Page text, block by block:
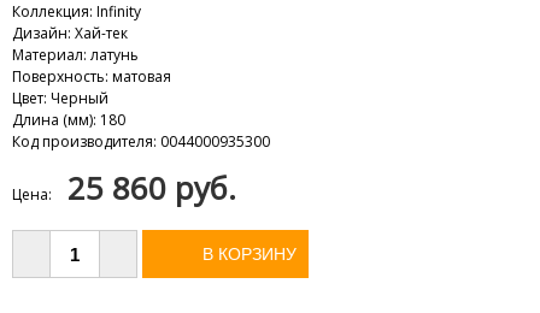
Коллекция: Infinity
Дизайн: Хай-тек
Материал: латунь
Поверхность: матовая
Цвет: Черный
Длина (мм): 180
Код производителя: 0044000935300
Цена: 25 860 руб.